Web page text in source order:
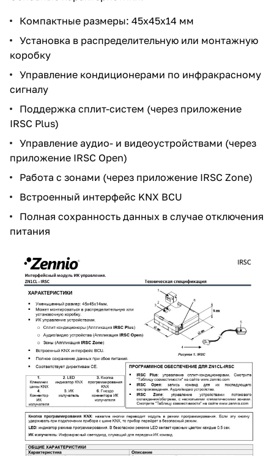
Компактные размеры: 45x45x14 мм
Установка в распределительную или монтажную
коробку
Управление кондиционерами по инфракрасному
сигналу
Поддержка сплит-систем (через приложение
IRSC Plus)
Управление аудио- и видеоустройствами (через
приложение IRSC Open)
Работа с зонами (через приложение IRSC Zone)
Встроенный интерфейс KNX BCU
Полная сохранность данных в случае отключения
питания